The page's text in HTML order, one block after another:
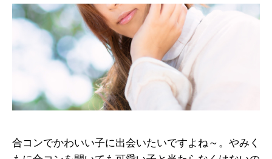
合コンでかわいい子に出会いたいですよね～。やみく